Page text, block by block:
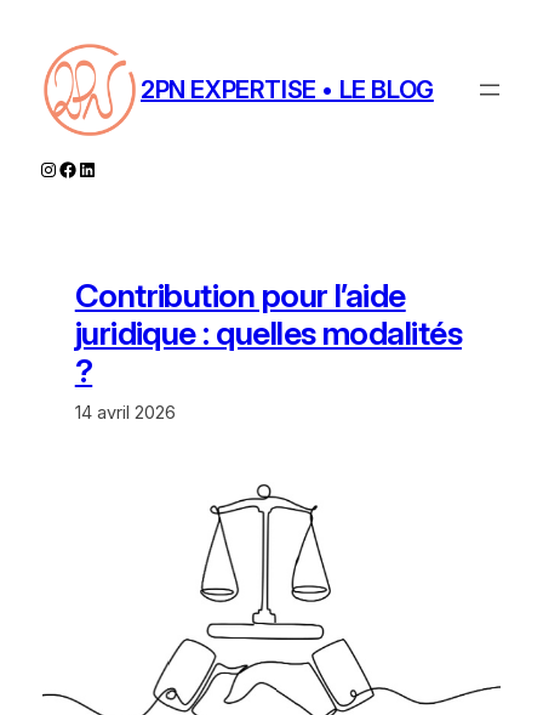
contenu
2PN EXPERTISE • LE BLOG
Instagram
Facebook
LinkedIn
Contribution pour l’aide
juridique : quelles modalités
?
14 avril 2026